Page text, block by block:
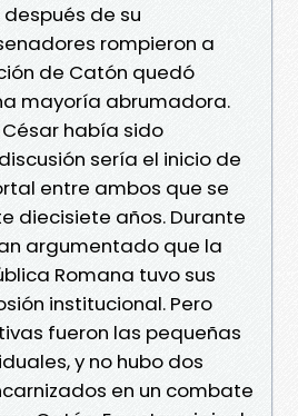
de su
rompieron a
de Catón quedó
mayoría abrumadora.
había sido
sería el inicio de
entre ambos que se
diecisiete años. Durante
argumentado que la
Romana tuvo sus
institucional. Pero
fueron las pequeñas
y no hubo dos
en un combate